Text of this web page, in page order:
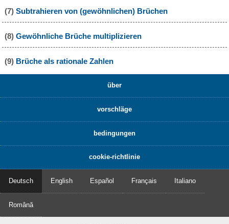
(7) Subtrahieren von (gewöhnlichen) Brüchen
(8) Gewöhnliche Brüche multiplizieren
(9) Brüche als rationale Zahlen
über
vorschläge
bedingungen
cookie-richtlinie
Deutsch English Español Français Italiano
Română